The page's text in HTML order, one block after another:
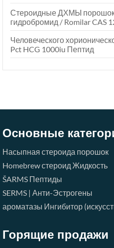
Стероидные ДХМЫ порошок
гидробромид / Romilar CAS
Человеческого
Pct HCG 1000iu Пептид
Основные
Насыпная стероида порошок
Homebrew стероид Жидкость
ŠARMS Пептиды
SERMS | Анти-Эстрогены
ароматазы Ингибитор
Горящие продажи